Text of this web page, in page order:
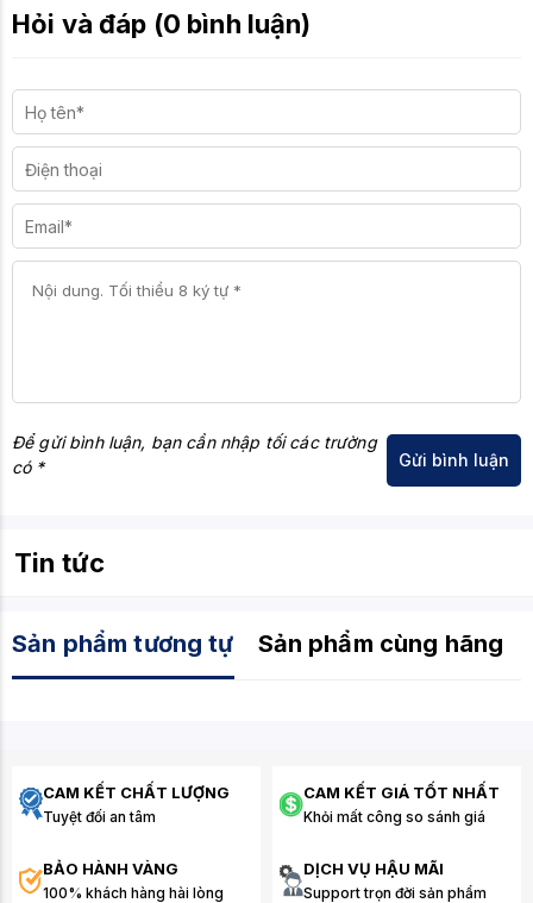
Hỏi và đáp (0 bình luận)
Để gửi bình luận, bạn cần nhập tối các trường
có *
Tin tức
Sản phẩm tương tự Sản phẩm cùng hãng
CAM KẾT CHẤT LƯỢNG
Tuyệt đối an tâm
CAM KẾT GIÁ TỐT NHẤT
Khỏi mất công so sánh giá
BẢO HÀNH VÀNG
100% khách hàng hài lòng
DỊCH VỤ HẬU MÃI
Support trọn đời sản phẩm